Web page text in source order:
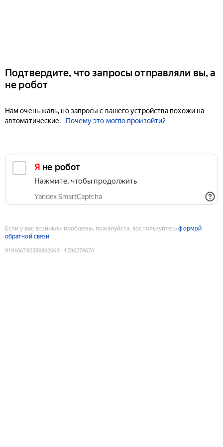
Подтвердите, что запросы отправляли вы, а
не робот
Нам очень жаль, но запросы с вашего устройства похожи на
автоматические.
Почему это могло произойти?
Я не робот
Нажмите, чтобы продолжить
Yandex SmartCaptcha
Если у вас возникли проблемы, пожалуйста, воспользуйтесьформой
обратной связи
9194667923569020631 :1786278670